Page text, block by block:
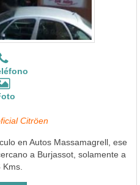
Citröen
en Autos Massamagrell, ese
a Burjassot, solamente a